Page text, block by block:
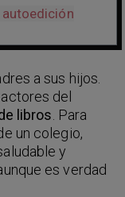
a sus hijos.
del
libros . Para
un colegio,
y
es verdad